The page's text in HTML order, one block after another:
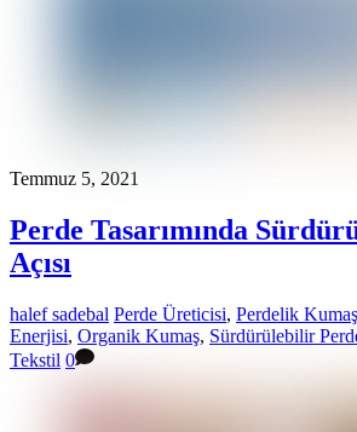
Temmuz 5, 2021
Perde Tasarımında
Açısı
halef sadebal Perde Üreticisi, Perdelik Kumaş
Enerjisi, Organik Kumaş, Sürdürülebilir
Tekstil 0